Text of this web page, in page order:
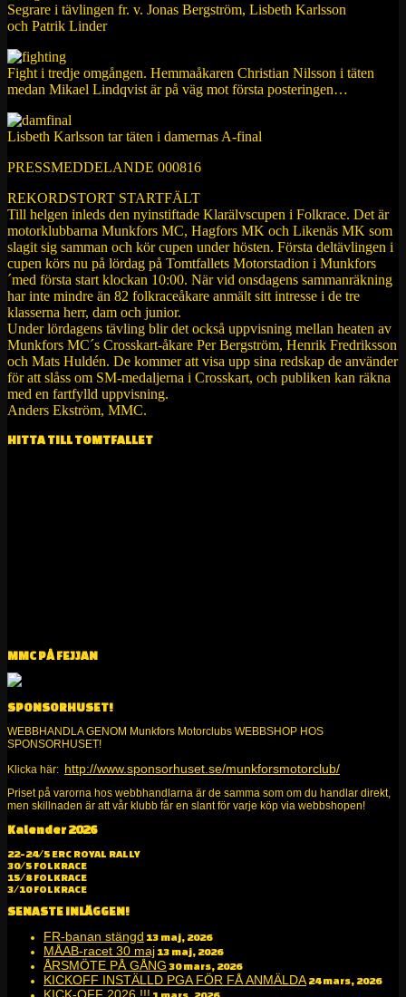
Segrare i tävlingen fr. v. Jonas Bergström, Lisbeth Karlsson
och Patrik Linder
Fight i tredje omgången. Hemmaåkaren Christian Nilsson i täten
medan Mikael Lindqvist är på väg mot första posteringen…
Lisbeth Karlsson tar täten i damernas A-final
PRESSMEDDELANDE 000816
REKORDSTORT STARTFÄLT
Till helgen inleds den nyinstiftade Klarälvscupen i Folkrace. Det är
motorklubbarna Munkfors MC, Hagfors MK och Likenäs MK som
slagit sig samman och kör cupen under hösten. Första deltävlingen i
cupen körs nu på lördag på Tomtfallets Motorstadion i Munkfors
´med första start klockan 10:00. När vid onsdagens sammanräkning
har inte mindre än 82 folkraceåkare anmält sitt intresse i de tre
klasserna herr, dam och junior.
Under lördagens tävling blir det också uppvisning mellan heaten av
Munkfors MC´s Crosskart-åkare Per Bergström, Henrik Fredriksson
och Mats Huldén. De kommer att visa upp sina redskap de använder
för att slåss om SM-medaljerna i Crosskart, och publiken kan räkna
med en fartfylld uppvisning.
Anders Ekström, MMC.
HITTA TILL TOMTFALLET
MMC PÅ FEJJAN
SPONSORHUSET!
WEBBHANDLA GENOM Munkfors Motorclubs WEBBSHOP HOS
SPONSORHUSET!
Klicka här: http://www.sponsorhuset.se/munkforsmotorclub/
Priset på varorna hos webbhandlarna är de samma som om du handlar direkt,
men skillnaden är att vår klubb får en slant för varje köp via webbshopen!
Alltid kul på två och fyra hjul!
Kalender 2026
22-24/5 ERC ROYAL RALLY
30/5 FOLKRACE
15/8 FOLKRACE
3/10 FOLKRACE
SENASTE INLÄGGEN!
FR-banan stängd 13 maj, 2026
MÅAB-racet 30 maj 13 maj, 2026
ÅRSMÖTE PÅ GÅNG 30 mars, 2026
KICKOFF INSTÄLLD PGA FÖR FÅ ANMÄLDA 24 mars, 2026